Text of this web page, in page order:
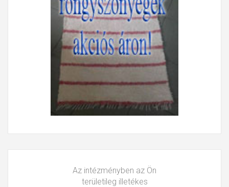
Az intézményben az Ön
területileg illetékes